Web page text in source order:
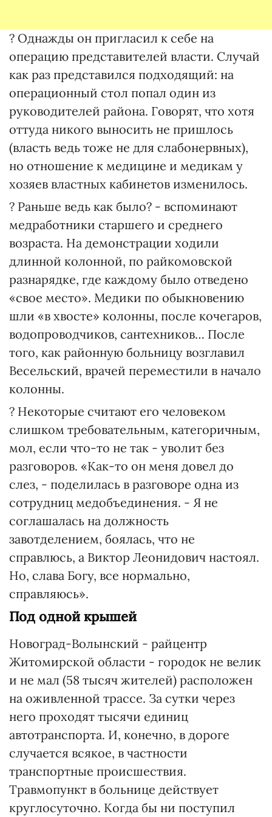
? Однажды он пригласил к себе на
операцию представителей власти. Случай
как раз представился подходящий: на
операционный стол попал один из
руководителей района. Говорят, что хотя
оттуда никого выносить не пришлось
(власть ведь тоже не для слабонервных),
но отношение к медицине и медикам у
хозяев властных кабинетов изменилось.
? Раньше ведь как было? - вспоминают
медработники старшего и среднего
возраста. На демонстрации ходили
длинной колонной, по райкомовской
разнарядке, где каждому было отведено
«свое место». Медики по обыкновению
шли «в хвосте» колонны, после кочегаров,
водопроводчиков, сантехников… После
того, как районную больницу возглавил
Весельский, врачей переместили в начало
колонны.
? Некоторые считают его человеком
слишком требовательным, категоричным,
мол, если что-то не так - уволит без
разговоров. «Как-то он меня довел до
слез, - поделилась в разговоре одна из
сотрудниц медобъединения. - Я не
соглашалась на должность
завотделением, боялась, что не
справлюсь, а Виктор Леонидович настоял.
Но, слава Богу, все нормально,
справляюсь».
Под одной крышей
Новоград-Волынский - райцентр
Житомирской области - городок не велик
и не мал (58 тысяч жителей) расположен
на оживленной трассе. За сутки через
него проходят тысячи единиц
автотранспорта. И, конечно, в дороге
случается всякое, в частности
транспортные происшествия.
Травмопункт в больнице действует
круглосуточно. Когда бы ни поступил